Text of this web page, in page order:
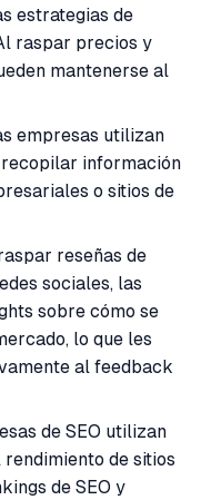
estrategias de
raspar precios y
mantenerse al
empresas utilizan
información
o sitios de
reseñas de
sociales, las
sobre cómo se
lo que les
al feedback
de SEO utilizan
de sitios
de SEO y